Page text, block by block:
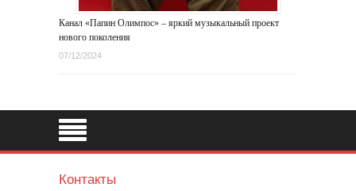
Канал «Папин Олимпос» – яркий музыкальный проект
нового поколения
07/12/2024
Контакты